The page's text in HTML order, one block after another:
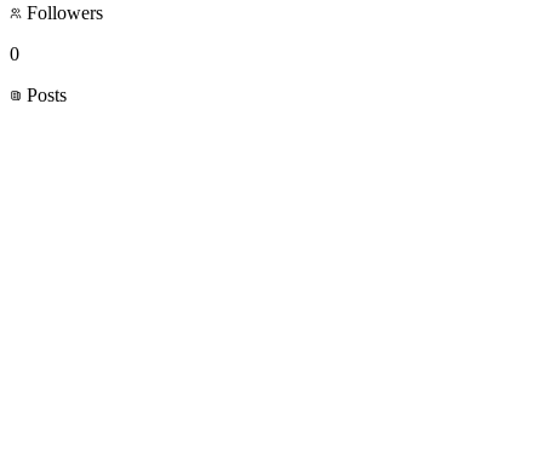
Followers
0
Posts